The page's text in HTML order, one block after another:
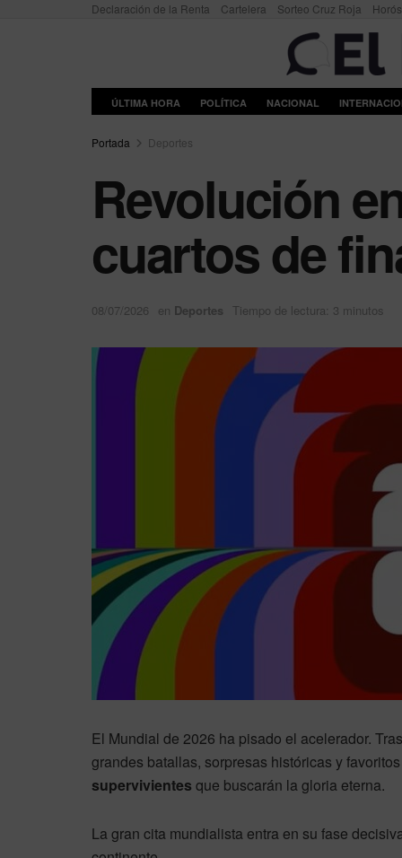
Declaración de la Renta Cartelera Sorteo Cruz Roja
ÚLTIMA HORA POLÍTICA NACIONAL
Portada Deportes
Revolución
cuartos de
08/07/2026 en Deportes Tiempo de lectura: 3 minutos
El Mundial de 2026 ha pisado el acelerador.
grandes batallas, sorpresas históricas y
supervivientes que buscarán la gloria eterna.
La gran cita mundialista entra en su fase